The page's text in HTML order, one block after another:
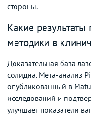
стороны.
Какие
методики в
Доказательная база
солидна. Мета-анализ
опубликованный в
исследований и
улучшает показатели